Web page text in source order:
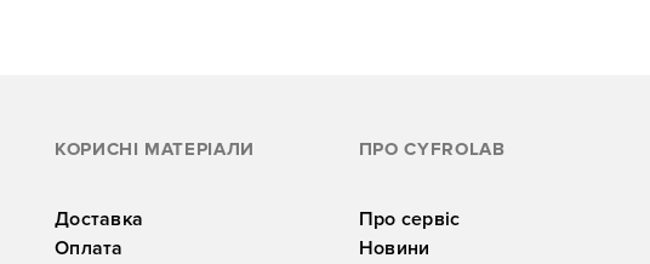
КОРИСНІ МАТЕРІАЛИ
Доставка
Оплата
ПРО CYFROLAB
Про сервіс
Новини